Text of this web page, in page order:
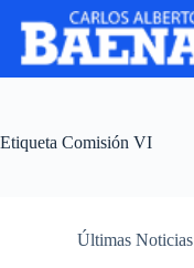
Etiqueta Comisión VI
Últimas Noticias